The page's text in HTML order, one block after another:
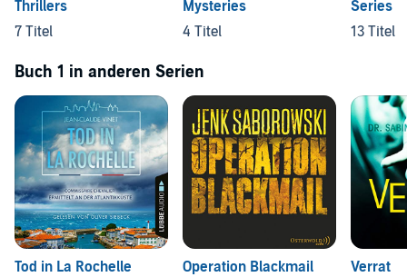
Thrillers
7 Titel
Mysteries
4 Titel
Series
13 Titel
Buch 1 in anderen Serien
Tod in La Rochelle
Operation Blackmail
Verrat